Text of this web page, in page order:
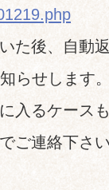
た後、自動
らせします
入るケース
ご連絡下さ